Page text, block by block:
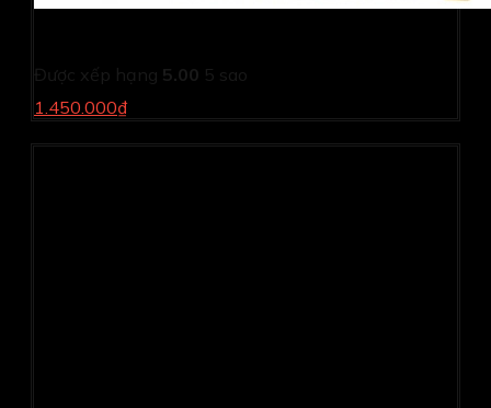
Được xếp hạng 5.00 5 sao
1.450.000₫